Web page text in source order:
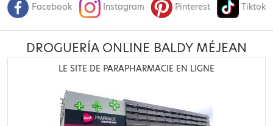
Facebook Instagram Pinterest Tiktok
DROGUERÍA ONLINE BALDY MÉJEAN
LE SITE DE PARAPHARMACIE EN LIGNE